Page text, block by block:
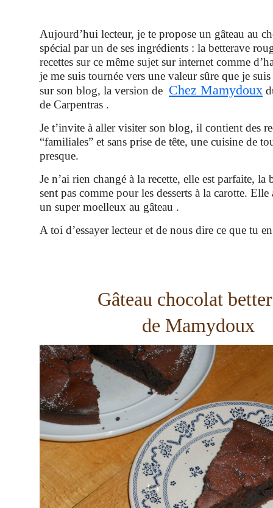
Aujourd’hui lecteur, je te propose un gâteau au
spécial par un de ses ingrédients : la betterave
recettes sur ce même sujet sur internet comme
je me suis tournée vers une valeur sûre que je
sur son blog, la version de Chez Mamydoux
de Carpentras .
Je t’invite à aller visiter son blog, il contient des
“familiales” et sans prise de tête, une cuisine de
presque.
Je n’ai rien changé à la recette, elle est parfaite, la
sent pas comme pour les desserts à la carotte.
un super moelleux au gâteau .
A toi d’essayer lecteur et de nous dire ce que tu
Gâteau chocolat
de Mamydoux